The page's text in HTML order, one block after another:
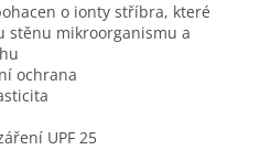
o ionty stříbra, které
stěnu mikroorganismu a
ochrana
UPF 25